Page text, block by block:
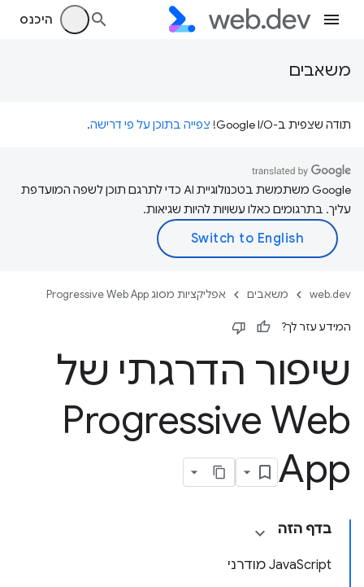
היכנס
משאבים
תודה שצפית ב-Google I/O! צפייה בתוכן על פי דרישה.
‫Google משתמשת בטכנולוגיית AI כדי לתרגם תוכן לשפה המועדפת
עליך. בתרגומים כאלו עשויות להיות שגיאות.
web.dev משאבים אפליקציות מסוג Progressive Web App
המידע עזר לך?
שיפור הדרגתי של
Progressive Web
App
בדף הזה
‫JavaScript מודרני